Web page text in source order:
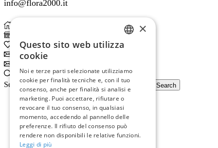
info@flora2000.it
Wishlist
Subscribe
Search
Search input
Search
×
Questo sito web utilizza
cookie
Noi e terze parti selezionate utilizziamo
cookie per finalità tecniche e, con il tuo
consenso, anche per finalità si analisi e
marketing. Puoi accettare, rifiutare o
revocare il tuo consenso, in qualsiasi
momento, accedendo al pannello delle
preferenze. Il rifiuto del consenso può
rendere non disponibili le relative funzioni.
Leggi di più